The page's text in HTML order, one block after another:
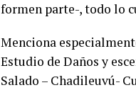
formen parte-, todo lo
Menciona
Estudio de Daños y
Salado – Chadileuvú-